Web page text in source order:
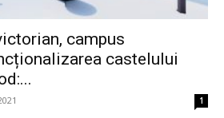
campus
castelului
1